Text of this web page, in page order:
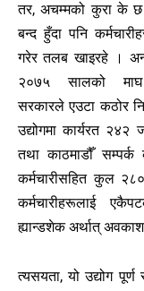
तर, अचम्मको कुरा के छ
बन्द हुँदा पनि
गरेर तलब खाइरहे ।
२०७५ सालको माघ
सरकारले एउटा कठोर
उद्योगमा कार्यरत २४२
तथा काठमाडौँ सम्पर्क
कर्मचारीसहित कुल
कर्मचारीहरूलाई
ह्यान्डशेक अर्थात् अवकाश
त्यसयता, यो उद्योग पूर्ण